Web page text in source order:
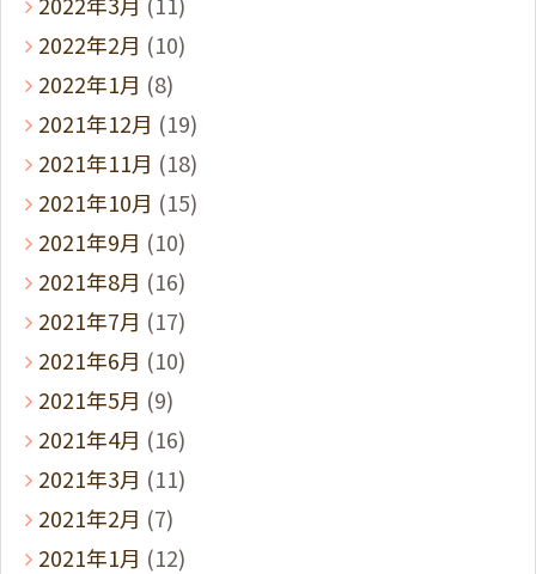
2022年2月 (10)
2022年1月 (8)
2021年12月 (19)
2021年11月 (18)
2021年10月 (15)
2021年9月 (10)
2021年8月 (16)
2021年7月 (17)
2021年6月 (10)
2021年5月 (9)
2021年4月 (16)
2021年3月 (11)
2021年2月 (7)
2021年1月 (12)